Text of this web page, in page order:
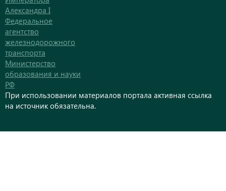
Александра I
Федеральное
агентство
железнодорожного
транспорта
Министерство
образования и науки
РФ
При использовании материалов портала активная ссылка
на источник обязательна.